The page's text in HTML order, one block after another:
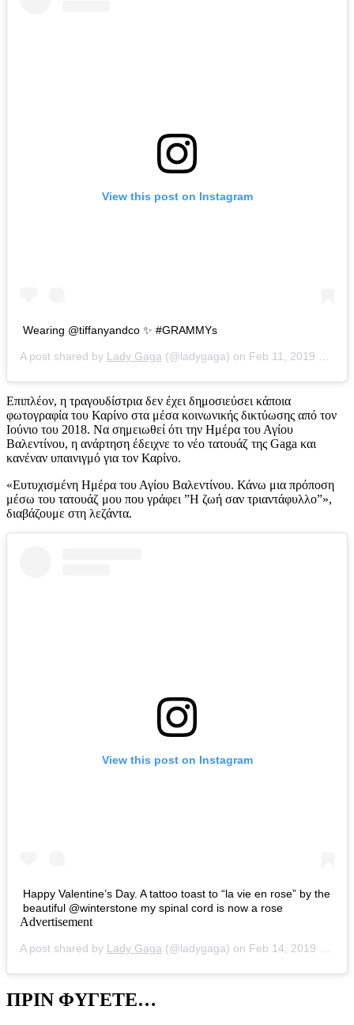
View this post on Instagram
Wearing @tiffanyandco ✨ #GRAMMYs
A post shared by Lady Gaga (@ladygaga) on Feb 11, 2019 at 5:52pm PST
Επιπλέον, η τραγουδίστρια δεν έχει δημοσιεύσει κάποια
φωτογραφία του Καρίνο στα μέσα κοινωνικής δικτύωσης από τον
Ιούνιο του 2018. Να σημειωθεί ότι την Ημέρα του Αγίου
Βαλεντίνου, η ανάρτηση έδειχνε το νέο τατουάζ της Gaga και
κανέναν υπαινιγμό για τον Καρίνο.
«Ευτυχισμένη Ημέρα του Αγίου Βαλεντίνου. Κάνω μια πρόποση
μέσω του τατουάζ μου που γράφει ”Η ζωή σαν τριαντάφυλλο”»,
διαβάζουμε στη λεζάντα.
View this post on Instagram
Happy Valentine’s Day. A tattoo toast to “la vie en rose” by the
beautiful @winterstone my spinal cord is now a rose
Advertisement
A post shared by Lady Gaga (@ladygaga) on Feb 14, 2019 at 11:30am PST
ΠΡΙΝ ΦΥΓΕΤΕ…